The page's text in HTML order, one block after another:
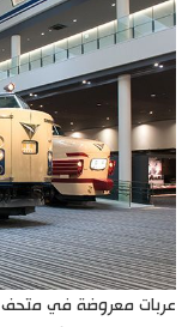
عربات معروضة في متحف